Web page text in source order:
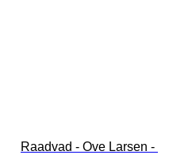
Raadvad - Ove Larsen -